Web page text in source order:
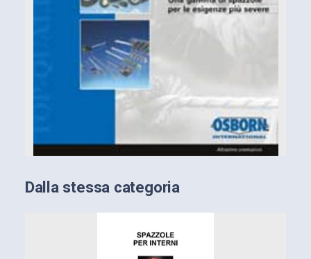
Dalla stessa categoria